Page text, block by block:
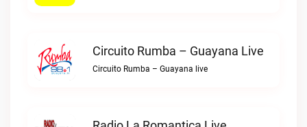
Circuito Rumba – Guayana Live
Circuito Rumba – Guayana live